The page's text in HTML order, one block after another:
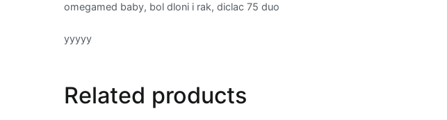
omegamed baby, bol dloni i rak, diclac 75 duo
yyyyy
Related products